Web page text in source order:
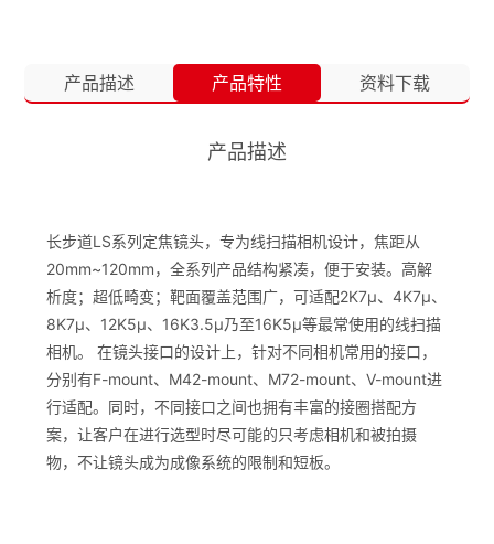
产品描述 产品特性 资料下载
产品描述
长步道LS系列定焦镜头，专为线扫描相机设计，焦距从
20mm~120mm，全系列产品结构紧凑，便于安装。高解
析度；超低畸变；靶面覆盖范围广，可适配2K7μ、4K7μ、
8K7μ、12K5μ、16K3.5μ乃至16K5μ等最常使用的线扫描
相机。 在镜头接口的设计上，针对不同相机常用的接口，
分别有F-mount、M42-mount、M72-mount、V-mount进
行适配。同时，不同接口之间也拥有丰富的接圈搭配方
案，让客户在进行选型时尽可能的只考虑相机和被拍摄
物，不让镜头成为成像系统的限制和短板。